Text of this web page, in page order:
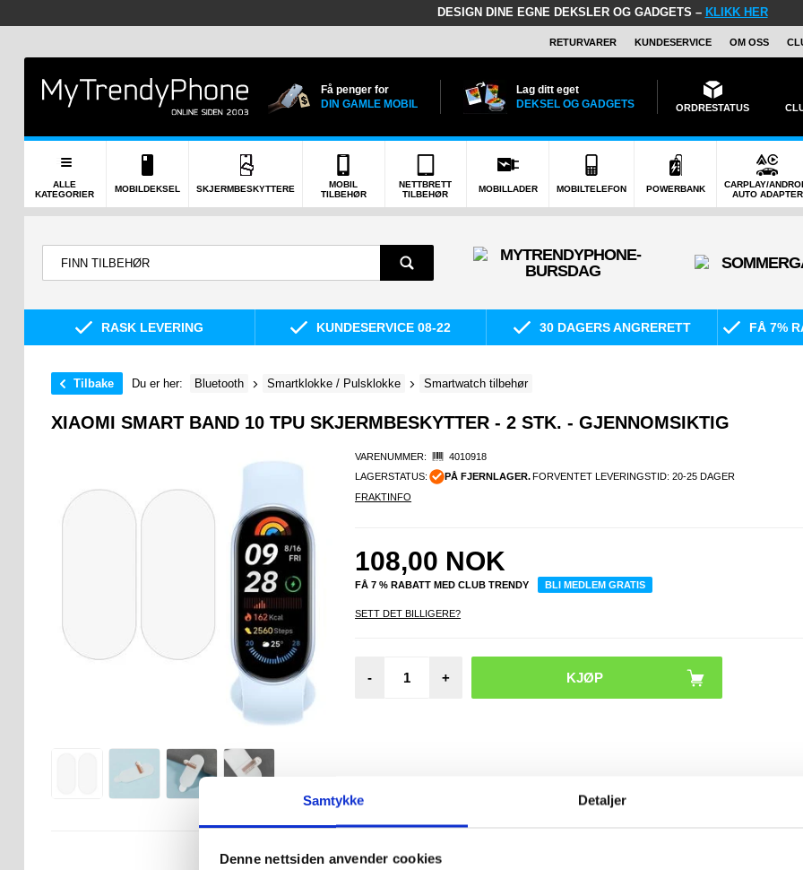
Samtykke Detaljer
Denne nettsiden anvender cookies
DESIGN DINE EGNE DEKSLER OG GADGETS – KLIKK HER
RETURVARER KUNDESERVICE OM OSS
Få penger for
DIN GAMLE MOBIL
Lag ditt eget
DEKSEL OG GADGETS
ORDRESTATUS
ALLE
KATEGORIER
MOBILDEKSEL SKJERMBESKYTTERE
MOBIL
TILBEHØR
NETTBRETT
TILBEHØR
MOBILLADER MOBILTELEFON POWERBANK
CARPLAY/
AUTO ADAPTER
RASK LEVERING KUNDESERVICE 08-22 30 DAGERS ANGRERETT FÅ 7%
Tilbake Du er her: Bluetooth Smartklokke / Pulsklokke Smartwatch tilbehør
XIAOMI SMART BAND 10 TPU SKJERMBESKYTTER - 2 STK. - GJENNOMSIKTIG
VARENUMMER:
4010918
LAGERSTATUS:
PÅ FJERNLAGER. FORVENTET LEVERINGSTID: 20-25 DAGER
FRAKTINFO
108,00 NOK
FÅ 7 % RABATT MED CLUB TRENDY BLI MEDLEM GRATIS
SETT DET BILLIGERE?
- +
LURER DU PÅ NOE? SPØR OSS!